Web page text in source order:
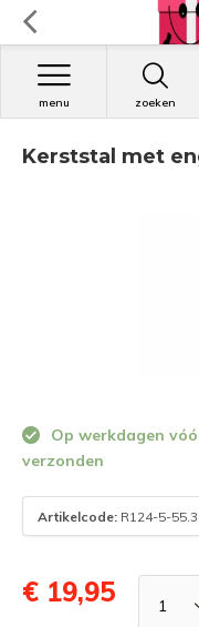
zoeken
menu
Kerststal met
Op werkdagen
verzonden
Artikelcode: R124-5-
€ 19,95